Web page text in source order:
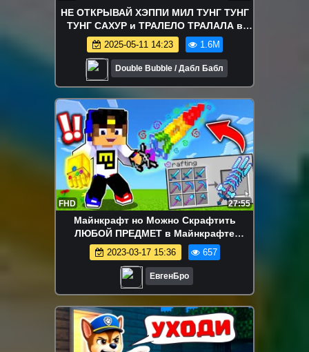
НЕ ОТКРЫВАЙ ХЭППИ МИЛ ТУНГ ТУНГ
ТУНГ САХУР и ТРАЛЕЛО ТРАЛАЛА в
часа ночи!
2025-05-11 14:23 1.6M
Double Bubble / Дабл Бабл
FHD 27:55
Майнкрафт но Можно Скрафтить
ЛЮБОЙ ПРЕДМЕТ в Майнкрафте
Троллинг Ловушка Minecraft
2023-03-17 15:36 657
ЕвгенБро